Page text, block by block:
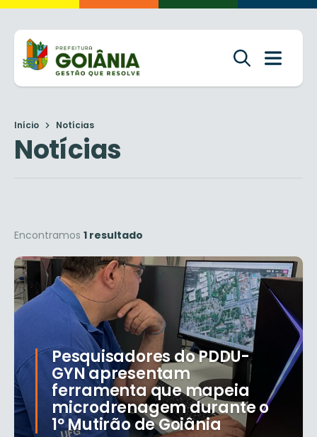
Início Notícias
Notícias
Encontramos 1 resultado
Pesquisadores do PDDU-
GYN apresentam
ferramenta que mapeia
microdrenagem durante o
1º Mutirão de Goiânia